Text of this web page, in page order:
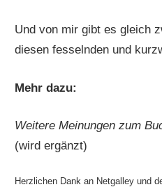
Und von mir gibt es gleich
diesen fesselnden und
Mehr dazu:
Weitere Meinungen zum
(wird ergänzt)
Herzlichen Dank an Netgalley und